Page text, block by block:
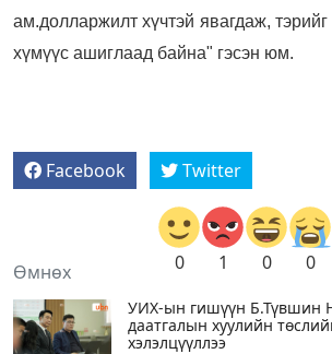
ам.долларжилт хүчтэй явагдаж,
хүмүүс ашиглаад байна" гэсэн юм.
Facebook Twitter
0 1 0 0
Өмнөх
УИХ-ын гишүүн Б.Түвшин
даатгалын хуулийн
хэлэлцүүллээ